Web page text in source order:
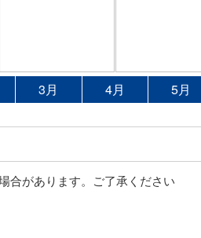
3月 4月 5月
合があります。ご了承ください